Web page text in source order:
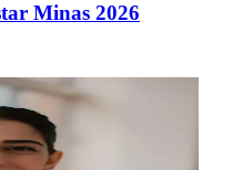
Minas 2026